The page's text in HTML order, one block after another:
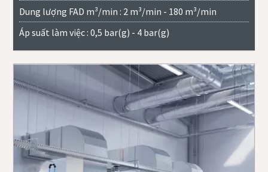
Dung lượng FAD m³/min : 2 m³/min - 180 m³/min
Áp suất làm việc : 0,5 bar(g) - 4 bar(g)